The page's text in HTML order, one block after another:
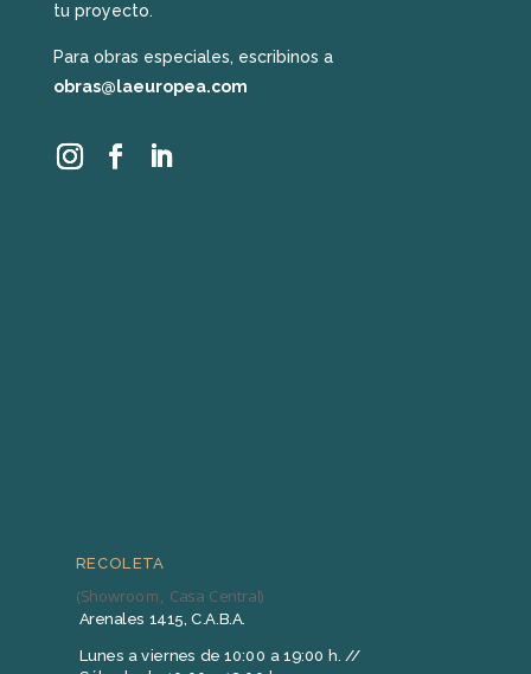
tu proyecto.
Para obras especiales, escribinos a
obras@laeuropea.com
RECOLETA
(Showroom, Casa Central)
Arenales 1415, C.A.B.A.
Lunes a viernes de 10:00 a 19:00 h. //